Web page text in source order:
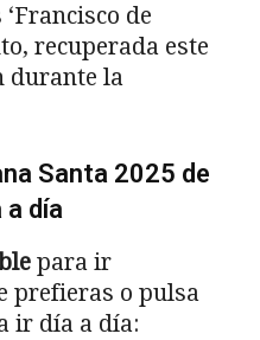
de
recuperada este
durante la
Santa 2025 de
a día
para ir
prefieras o pulsa
ir día a día: